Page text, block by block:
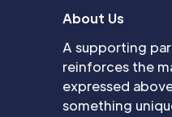
About Us
A supporting
reinforces the
expressed
something